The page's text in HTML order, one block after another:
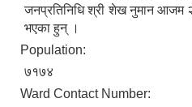
जनप्रतिनिधि श्री शेख नुमान आजम
भएका हुन् ।
Population:
७१७४
Ward Contact Number: